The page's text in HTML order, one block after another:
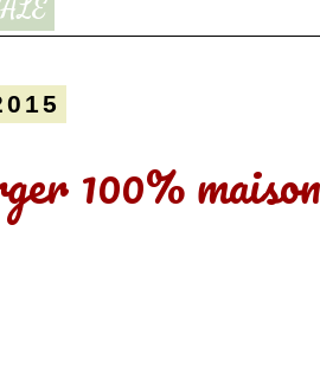
100% maison